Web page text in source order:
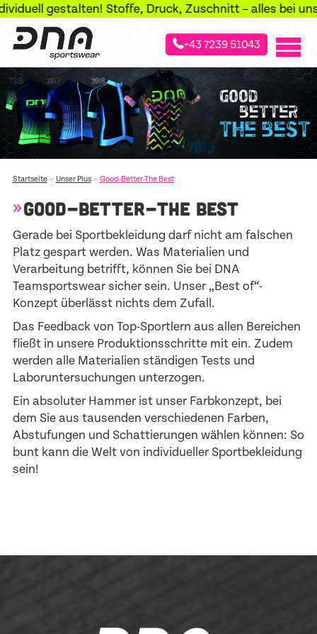
gestalten! Stoffe, Druck, Zuschnitt – alles bei uns
+43 7239 51043
Startseite» Unser Plus» Good-Better-The Best
GOOD-BETTER-THE BEST
Gerade bei Sportbekleidung darf nicht am falschen
Platz gespart werden. Was Materialien und
Verarbeitung betrifft, können Sie bei DNA
Teamsportswear sicher sein. Unser „Best of“-
Konzept überlässt nichts dem Zufall.
Das Feedback von Top-Sportlern aus allen Bereichen
fließt in unsere Produktionsschritte mit ein. Zudem
werden alle Materialien ständigen Tests und
Laboruntersuchungen unterzogen.
Ein absoluter Hammer ist unser Farbkonzept, bei
dem Sie aus tausenden verschiedenen Farben,
Abstufungen und Schattierungen wählen können: So
bunt kann die Welt von individueller Sportbekleidung
sein!